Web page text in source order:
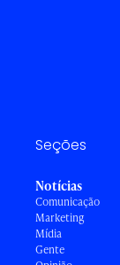
Seções
Notícias
Comunicação
Marketing
Mídia
Gente